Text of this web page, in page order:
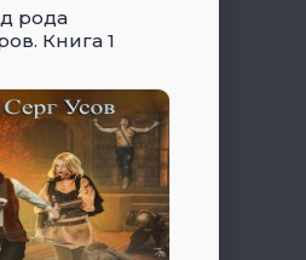
рода
Книга 1